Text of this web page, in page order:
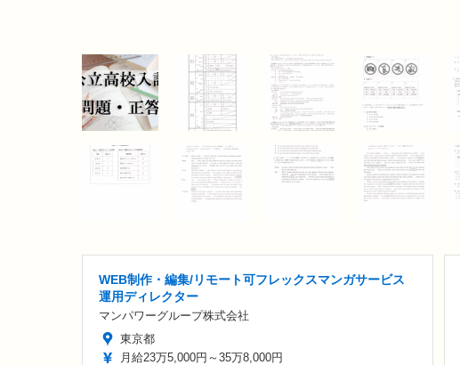
WEB制作・編集/リモート可フレックスマンガサービス
運用ディレクター
マンパワーグループ株式会社
東京都
月給23万5,000円～35万8,000円